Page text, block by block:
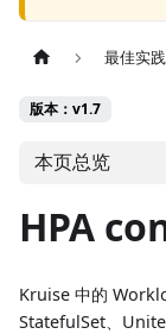
最佳实践
版本：v1.7
本页总览
HPA
Kruise 中的
StatefulSet、